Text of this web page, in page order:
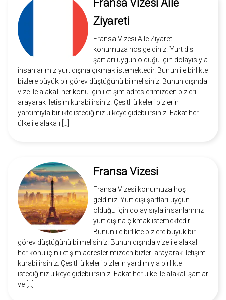
Fransa Vizesi Aile
Ziyareti
Fransa Vizesi Aile Ziyareti
konumuza hoş geldiniz. Yurt dışı
şartları uygun olduğu için dolayısıyla
insanlarımız yurt dışına çıkmak istemektedir. Bunun ile birlikte
bizlere büyük bir görev düştüğünü bilmelisiniz. Bunun dışında
vize ile alakalı her konu için iletişim adreslerimizden bizleri
arayarak iletişim kurabilirsiniz. Çeşitli ülkeleri bizlerin
yardımıyla birlikte istediğiniz ülkeye gidebilirsiniz. Fakat her
ülke ile alakalı […]
Fransa Vizesi
Fransa Vizesi konumuza hoş
geldiniz. Yurt dışı şartları uygun
olduğu için dolayısıyla insanlarımız
yurt dışına çıkmak istemektedir.
Bunun ile birlikte bizlere büyük bir
görev düştüğünü bilmelisiniz. Bunun dışında vize ile alakalı
her konu için iletişim adreslerimizden bizleri arayarak iletişim
kurabilirsiniz. Çeşitli ülkeleri bizlerin yardımıyla birlikte
istediğiniz ülkeye gidebilirsiniz. Fakat her ülke ile alakalı şartlar
ve […]